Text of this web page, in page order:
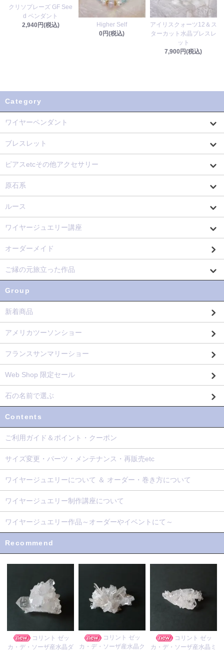
クリソプレーズ GF See
d ペンダント
2,940円(税込)
Higher Self
0円(税込)
アイリスクォーツ12＆ス
ターカット水晶ブレスレ
ット
7,900円(税込)
Category
ワイヤーペンダント
ブレスレット
ピアスetcその他アクセサリー
原石系
ルース
ワイヤージュエリー講座
オーダーメイド
ご縁の元旅立った作品
Group
新着商品
アメリカツーソンショー
フランスサンマリーショー
Web Shop 限定セール
石の名前で選ぶ
Contents
ご利用ガイド＆ポイント・クーポン
サイズ変更・パーツ・メンテナンス・再販売etc
ワイヤージュエリーについて ＆ オーダー・巻き方について
ワイヤージュエリー制作講座について
ワイヤージュエリー作品～オーダーやイベントにて～
Recommend
コリント ゼッ
カ・デ・ソーザ産水晶ダ
コリント ゼッ
カ・デ・ソーザ産水晶ク
コリント ゼッ
カ・デ・ソーザ産水晶ミ